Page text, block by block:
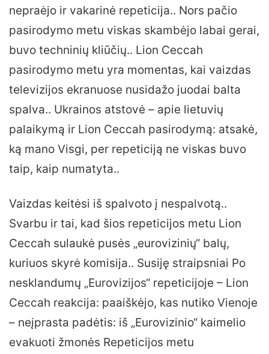
nepraėjo ir vakarinė repeticija.. Nors pačio
pasirodymo metu viskas skambėjo labai gerai,
buvo techninių kliūčių.. Lion Ceccah
pasirodymo metu yra momentas, kai vaizdas
televizijos ekranuose nusidažo juodai balta
spalva.. Ukrainos atstovė – apie lietuvių
palaikymą ir Lion Ceccah pasirodymą: atsakė,
ką mano Visgi, per repeticiją ne viskas buvo
taip, kaip numatyta..
Vaizdas keitėsi iš spalvoto į nespalvotą..
Svarbu ir tai, kad šios repeticijos metu Lion
Ceccah sulaukė pusės „eurovizinių“ balų,
kuriuos skyrė komisija.. Susiję straipsniai Po
nesklandumų „Eurovizijos“ repeticijoje – Lion
Ceccah reakcija: paaiškėjo, kas nutiko Vienoje
– neįprasta padėtis: iš „Eurovizinio“ kaimelio
evakuoti žmonės Repeticijos metu